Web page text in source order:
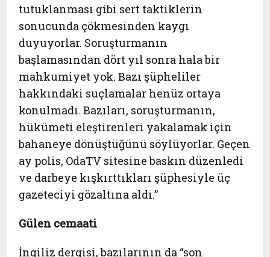
tutuklanması gibi sert taktiklerin
sonucunda çökmesinden kaygı
duyuyorlar. Soruşturmanın
başlamasından dört yıl sonra hala bir
mahkumiyet yok. Bazı şüpheliler
hakkındaki suçlamalar henüz ortaya
konulmadı. Bazıları, soruşturmanın,
hükümeti eleştirenleri yakalamak için
bahaneye dönüştüğünü söylüyorlar. Geçen
ay polis, OdaTV sitesine baskın düzenledi
ve darbeye kışkırttıkları şüphesiyle üç
gazeteciyi gözaltına aldı.”
Gülen cemaati
İngiliz dergisi, bazılarının da “son